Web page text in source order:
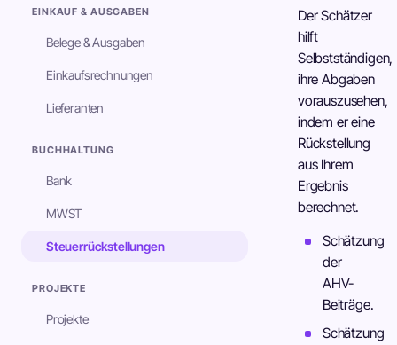
EINKAUF & AUSGABEN
Belege & Ausgaben
Einkaufsrechnungen
Lieferanten
BUCHHALTUNG
Bank
MWST
Steuerrückstellungen
PROJEKTE
Projekte
Der Schätzer
hilft
Selbstständigen,
ihre Abgaben
vorauszusehen,
indem er eine
Rückstellung
aus Ihrem
Ergebnis
berechnet.
Schätzung
der
AHV-
Beiträge.
Schätzung